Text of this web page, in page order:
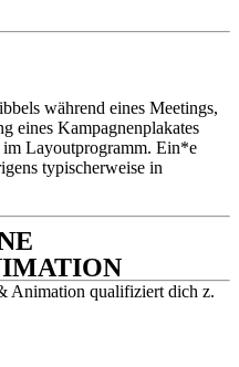
während eines Meetings,
eines Kampagnenplakates
Layoutprogramm. Ein*e
typischerweise in
Animation qualifiziert dich z.